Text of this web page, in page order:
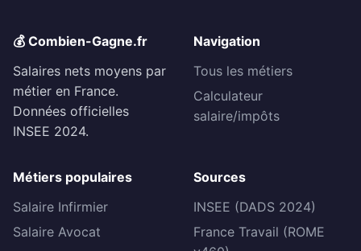
💰 Combien-Gagne.fr
Salaires nets moyens par
métier en France.
Données officielles
INSEE 2024.
Navigation
Tous les métiers
Calculateur
salaire/impôts
Métiers populaires
Salaire Infirmier
Salaire Avocat
Sources
INSEE (DADS 2024)
France Travail (ROME